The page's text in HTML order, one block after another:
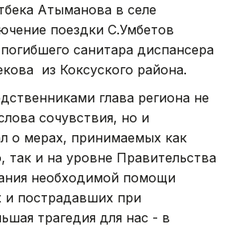
Атыманова в селе
поездки С.Умбетов
санитара диспансера
из Коксуского района.
глава региона не
сочувствия, но и
о мерах, принимаемых как
так и на уровне Правительства
необходимой помощи
и пострадавших при
трагедия для нас - в